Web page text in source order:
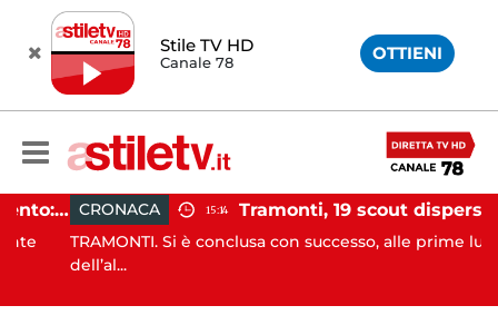
Stile TV HD
Canale 78 OTTIENI
Incidente agricolo nel Cilento: trattore si ribalta, muore 71enne CRONACA 15:14
TRAMONTI. Si è conclusa con successo, alle prime luci
dell’al...